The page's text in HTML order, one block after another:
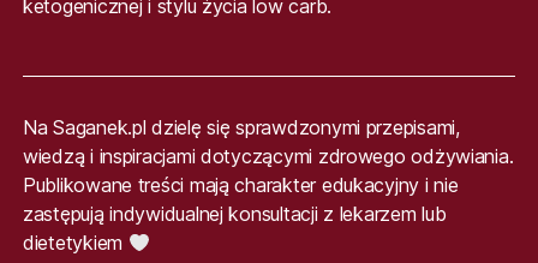
ketogenicznej i stylu życia low carb.
Na Saganek.pl dzielę się sprawdzonymi przepisami,
wiedzą i inspiracjami dotyczącymi zdrowego odżywiania.
Publikowane treści mają charakter edukacyjny i nie
zastępują indywidualnej konsultacji z lekarzem lub
dietetykiem